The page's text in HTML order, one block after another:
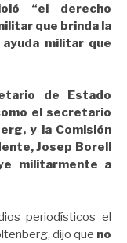
“el derecho
que brinda la
ayuda militar que
de Estado
el secretario
y la Comisión
Josep Borell
militarmente a
periodísticos el
dijo que no